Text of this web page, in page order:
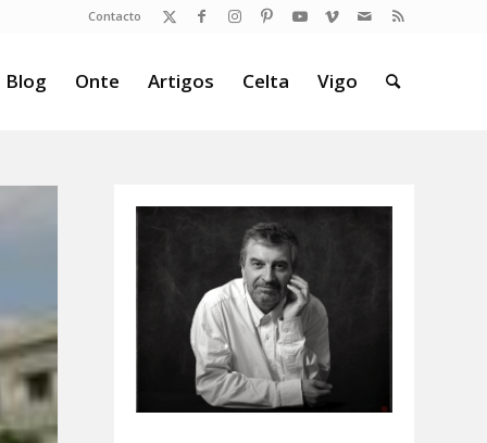
Contacto
Blog Onte Artigos Celta Vigo